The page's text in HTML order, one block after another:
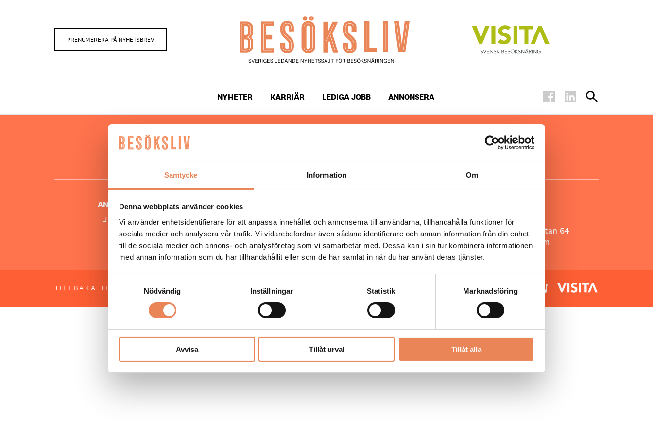
Samtycke Information Om
Denna webbplats använder cookies
Vi använder enhetsidentifierare för att anpassa innehållet och annonserna till användarna, tillhandahålla funktioner för
sociala medier och analysera vår trafik. Vi vidarebefordrar även sådana identifierare och annan information från din enhet
till de sociala medier och annons- och analysföretag som vi samarbetar med. Dessa kan i sin tur kombinera informationen
med annan information som du har tillhandahållit eller som de har samlat in när du har använt deras tjänster.
Nödvändig
Inställningar Statistik Marknadsföring
Avvisa Tillåt urval Tillåt alla
PRENUMERERA PÅ NYHETSBREV
NYHETER KARRIÄR LEDIGA JOBB ANNONSERA
Hos oss läser du landets mest uppdaterade nyheter och snackisar inom
besöksnäringen. Besöksliv i sin tryckta form är ett affärsmagasin för ägare
ANSVARIG UTGIVARE
Jonas Siljhammar
Allt material på besoksliv.se är skyddat
enligt lagen om upphovsrätt.
Besöksliv
Spoon, Brännkyrkagatan 64
118 23 Stockholm
TILLBAKA TILL TOPPEN OM BESÖKSLIV PRENUMERERA ANNONSERA